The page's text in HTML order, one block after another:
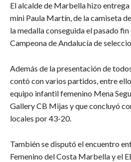
El alcalde de Marbella hizo
mini Paula Martín, de la camiseta
la medalla conseguida el pasado fin
Campeona de Andalucía de
Además de la presentación de
contó con varios partidos, entre
equipo infantil femenino Mena
Gallery CB Mijas y que concluyó
locales por 43-20.
También se disputó el encuentro
Femenino del Costa Marbella y el